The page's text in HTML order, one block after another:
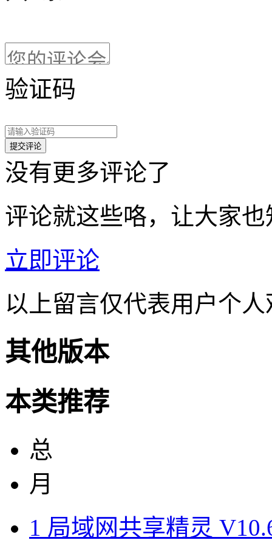
验证码
没有更多评论了
评论就这些咯，让大家
立即评论
以上留言仅代表用户个
其他版本
本类推荐
总
月
1 局域网共享精灵